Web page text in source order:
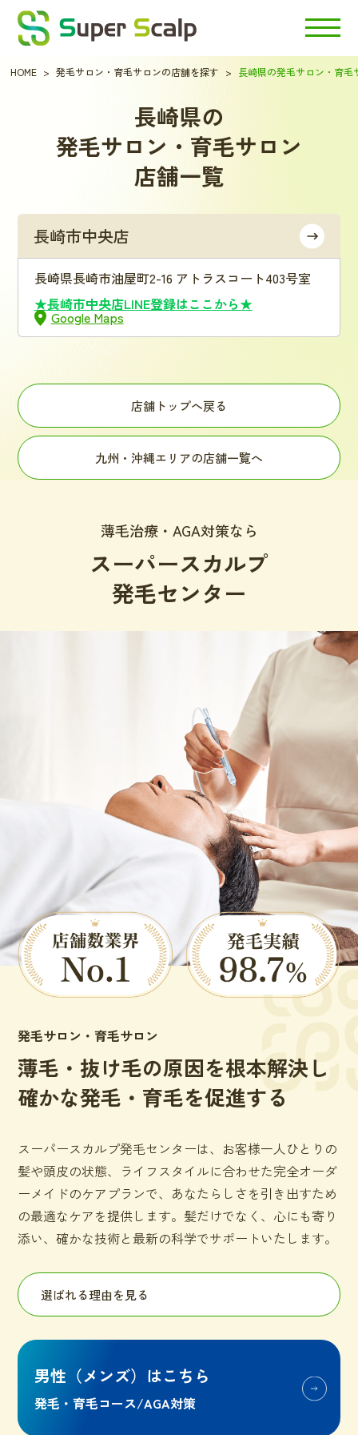
HOME 発毛サロン・育毛サロンの店舗を探す 長崎県の発毛サロン・育毛
長崎県の
発毛サロン・育毛サロン
店舗一覧
長崎市中央店
長崎県長崎市油屋町2-16 アトラスコート403号室
★長崎市中央店LINE登録はここから★
Google Maps
店舗トップへ戻る
九州・沖縄エリアの店舗一覧へ
薄毛治療・AGA対策なら
スーパースカルプ
発毛センター
発毛サロン・育毛サロン
薄毛・抜け毛の原因を根本解決し
確かな発毛・育毛を促進する
スーパースカルプ発毛センターは、お客様一人ひとりの
髪や頭皮の状態、ライフスタイルに合わせた完全オーダ
ーメイドのケアプランで、あなたらしさを引き出すため
の最適なケアを提供します。髪だけでなく、心にも寄り
添い、確かな技術と最新の科学でサポートいたします。
選ばれる理由を見る
男性 （メンズ） はこちら
発毛・育毛コース/AGA対策